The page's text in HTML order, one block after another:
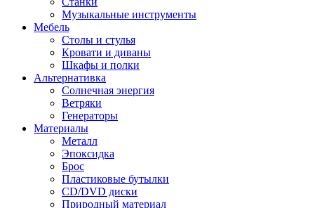
Музыкальные инструменты
Мебель
Столы и стулья
Кровати и диваны
Шкафы и полки
Альтернативка
Солнечная энергия
Ветряки
Генераторы
Материалы
Металл
Эпоксидка
Брос
Пластиковые бутылки
CD/DVD диски
Природный материал